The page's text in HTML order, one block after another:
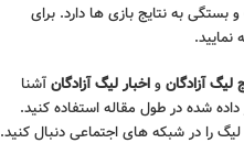
بستگی به نتایج بازی ها دارد. برای
لیگ آزادگانواخبار لیگ آزادگانآشنا
شده در طول مقاله استفاده کنید.
را در شبکه های اجتماعی دنبال کنید.